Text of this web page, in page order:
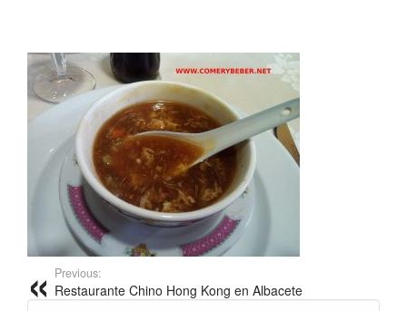
Previous:
Restaurante Chino Hong Kong en Albacete